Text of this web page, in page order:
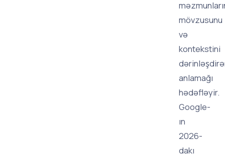
mövzusunu
və
kontekstini
anlamağı
hədəfləyir.
Google-
ın
2026-
dakı